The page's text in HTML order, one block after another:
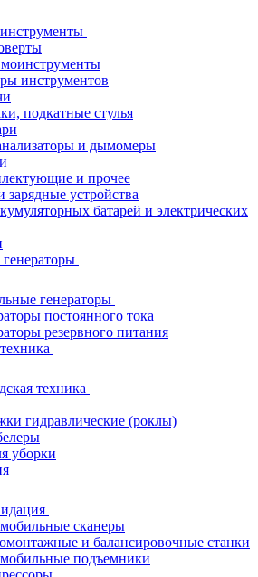
инструментов
подкатные стулья
и дымомеры
и прочее
зарядные устройства
батарей и электрических
генераторы
постоянного тока
резервного питания
техника
гидравлические (роклы)
уборки
сканеры
и балансировочные станки
подъемники